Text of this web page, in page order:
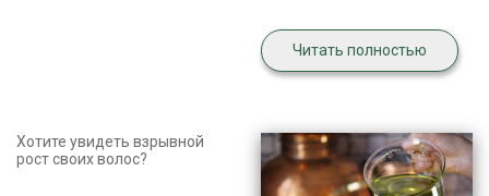
Читать полностью
Хотите увидеть взрывной
рост своих волос?